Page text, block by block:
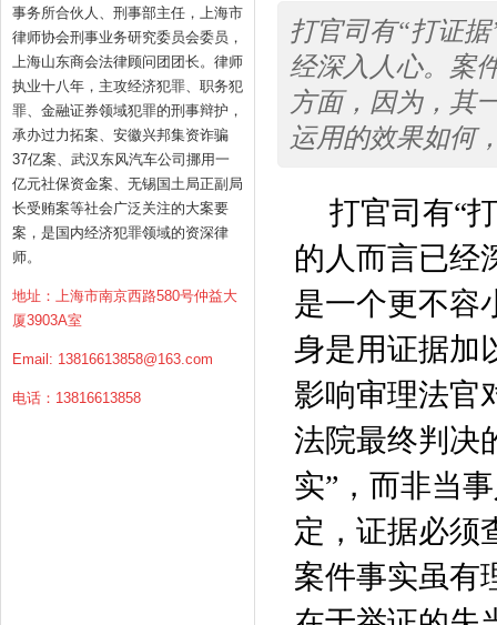
事务所合伙人、刑事部主任，上海市
律师协会刑事业务研究委员会委员，
上海山东商会法律顾问团团长。律师
执业十八年，主攻经济犯罪、职务犯
罪、金融证券领域犯罪的刑事辩护，
承办过力拓案、安徽兴邦集资诈骗
37亿案、武汉东风汽车公司挪用一
亿元社保资金案、无锡国土局正副局
长受贿案等社会广泛关注的大案要
案，是国内经济犯罪领域的资深律
师。
地址：上海市南京西路580号仲益大
厦3903A室
Email: 13816613858@163.com
电话：13816613858
打官司有“打证
经深入人心。案
方面，因为，其
运用的效果如何
打官司有“
的人而言已经
是一个更不容
身是用证据加
影响审理法官
法院最终判决
实”，而非当
定，证据必须
案件事实虽有